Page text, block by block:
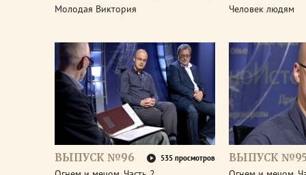
Молодая Виктория Человек людям
ВЫПУСК №96 535 просмотров ВЫПУСК